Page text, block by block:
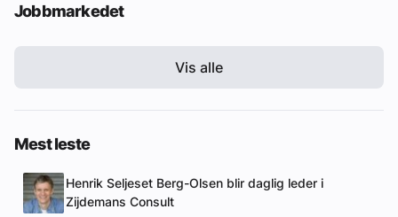
Jobbmarkedet
Vis alle
Mest leste
Henrik Seljeset Berg-Olsen blir daglig leder i
Zijdemans Consult